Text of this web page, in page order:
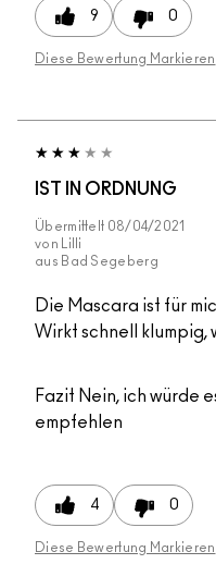
9 0
Diese Bewertung Markieren
IST IN ORDNUNG
Übermittelt 08/04/2021
von
Lilli
aus Bad Segeberg
Die Mascara ist für
Wirkt schnell klumpig,
Fazit Nein, ich würde
empfehlen
4 0
Diese Bewertung Markieren